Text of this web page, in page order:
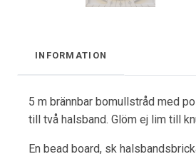
INFORMATION
5 m brännbar bomullstråd med
till två halsband. Glöm ej lim till
En bead board, sk